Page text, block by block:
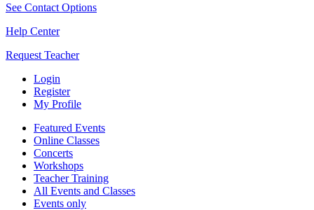
See Contact Options
Help Center
Request Teacher
Login
Register
My Profile
Featured Events
Online Classes
Concerts
Workshops
Teacher Training
All Events and Classes
Events only